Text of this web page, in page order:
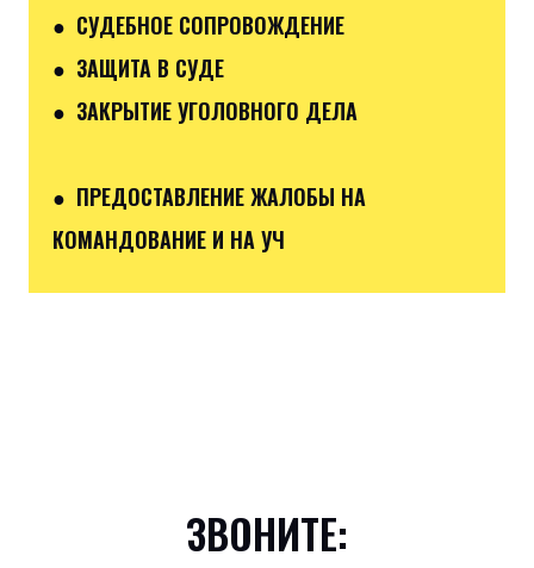
● СУДЕБНОЕ СОПРОВОЖДЕНИЕ
● ЗАЩИТА В СУДЕ
● ЗАКРЫТИЕ УГОЛОВНОГО ДЕЛА
● ПРЕДОСТАВЛЕНИЕ ЖАЛОБЫ НА
КОМАНДОВАНИЕ И НА УЧ
ЗВОНИТЕ: